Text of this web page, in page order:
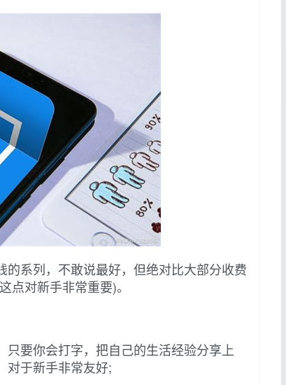
系列，不敢说最好，但绝对比大部分收费
点对新手非常重要)。
要你会打字，把自己的生活经验分享上
对于新手非常友好;